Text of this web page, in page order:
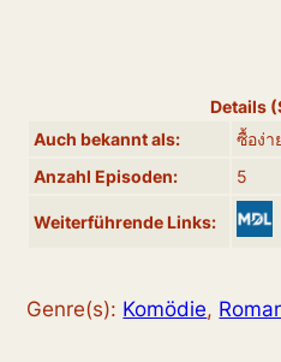
Details
Auch bekannt als:
ซื้อง่า
Anzahl Episoden:
5
Weiterführende Links:
Genre(s): Komödie,